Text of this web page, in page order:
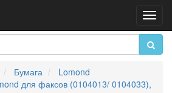
Бумага
Lomond
для факсов (0104013/ 0104033),